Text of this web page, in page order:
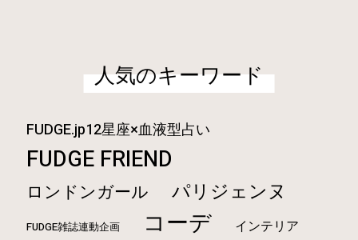
人気のキーワード
FUDGE.jp12星座×血液型占い
FUDGE FRIEND
ロンドンガール パリジェンヌ
FUDGE雑誌連動企画 コーデ インテリア